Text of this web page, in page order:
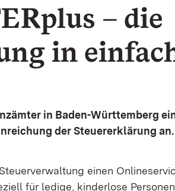
– die
in
in Baden-Württemberg
der Steuererklärung an.
einen
für ledige, kinderlose